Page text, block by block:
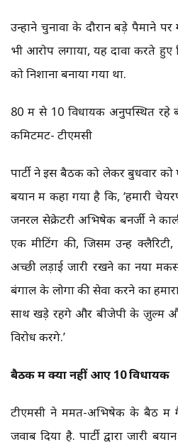
उन्होंने चुनावों के दौरान बड़े पैमाने
भी आरोप लगाया, यह दावा करते हुए
को निशाना बनाया गया था.
80 में से 10 विधायक अनुपस्थित रहे
कमिटमेंट- टीएमसी
पार्टी ने इस बैठक को लेकर बुधवार
बयान में कहा गया है कि, ‘हमारी
जनरल सेक्रेटरी अभिषेक बनर्जी ने
एक मीटिंग की, जिसमें उन्हें
अच्छी लड़ाई जारी रखने का नया
बंगाल के लोगों की सेवा करने का
साथ खड़े रहेंगे और बीजेपी के ज़ुल्म
विरोध करेंगे.’
बैठक में क्यों नहीं आए10विधायक
टीएमसी ने ममत-अभिषेक के बैठ में
जवाब दिया है. पार्टी द्वारा जारी